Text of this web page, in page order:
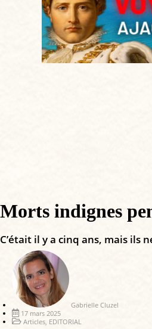
Morts indignes
C’était il y a cinq ans, mais ils
Gabrielle Cluzel
17 mars 2025
Articles EDITORIAL